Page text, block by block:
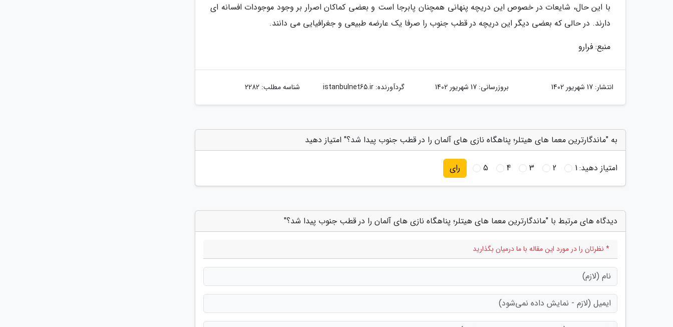
با این حال، شایعات در خصوص این دریچه پنهانی همچنان پابرجا است و بعضی کماکان اصرار بر وجود موجودات افسانه ای
دارند. در حالی که بعضی دیگر این دریچه در قطب جنوب را صرفا یک عارضه طبیعی و جغرافیایی می دانند.
منبع: فرارو
انتشار: 17 شهریور 1402 بروزرسانی: 17 شهریور 1402 گردآورنده:istanbulnet65.ir شناسه مطلب: 2282
به "ماندگارترین معما های هیتلر؛ پناهگاه نازی های آلمان را در قطب جنوب پیدا شد؟" امتیاز دهید
امتیاز دهید:1
2
3
4
5 رای
دیدگاه های مرتبط با "ماندگارترین معما های هیتلر؛ پناهگاه نازی های آلمان را در قطب جنوب پیدا شد؟"
* نظرتان را در مورد این مقاله با ما درمیان بگذارید